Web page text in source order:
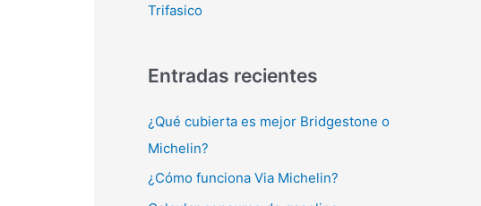
Trifasico
Entradas recientes
¿Qué cubierta es mejor Bridgestone o
Michelin?
¿Cómo funciona Via Michelin?